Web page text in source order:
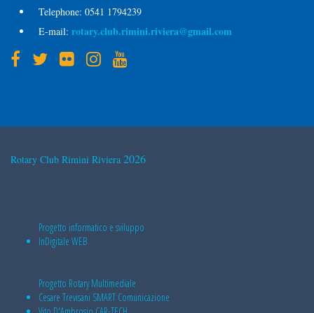
Telephone: 0541 1794239
E-mail: rotary.club.rimini.riviera@gmail.com
Rotary Club Rimini Riviera 2026
Progetto informatico e sviluppo
InDigitale WEB
Progetto Rotary Multimediale
Cesare Trevisani SMART Comunicazione